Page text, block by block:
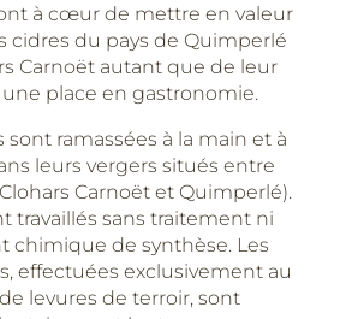
à cœur de mettre en valeur
cidres du pays de Quimperlé
Carnoët autant que de leur
place en gastronomie.
sont ramassées à la main et à
leurs vergers situés entre
Carnoët et Quimperlé).
travaillés sans traitement ni
chimique de synthèse. Les
effectuées exclusivement au
levures de terroir, sont